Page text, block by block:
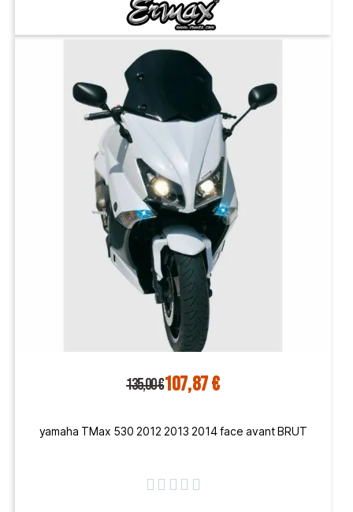
135,00 €107,87 €
yamaha TMax 530 2012 2013 2014 face avant BRUT
    